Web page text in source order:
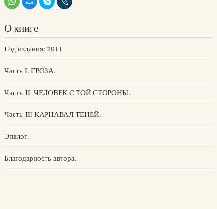
О книге
Год издания: 2011
Часть I. ГРОЗА.
Часть II. ЧЕЛОВЕК С ТОЙ СТОРОНЫ.
Часть III КАРНАВАЛ ТЕНЕЙ.
Эпилог.
Благодарность автора.